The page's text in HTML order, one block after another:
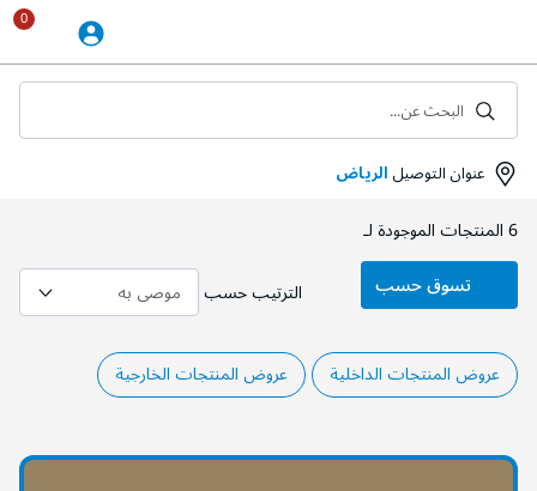
Content
عنوان التوصيلالرياض
البحث عن...
6المنتجات الموجودة لـ
الترتيب حسب
عروض المنتجات الداخلية عروض المنتجات الخارجية
تسوق حسب